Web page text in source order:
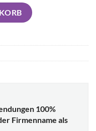
100%
Firmenname als